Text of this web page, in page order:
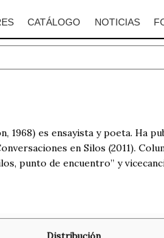
CATÁLOGO NOTICIAS
1968) es ensayista y poeta. Ha
en Silos (2011).
punto de encuentro” y